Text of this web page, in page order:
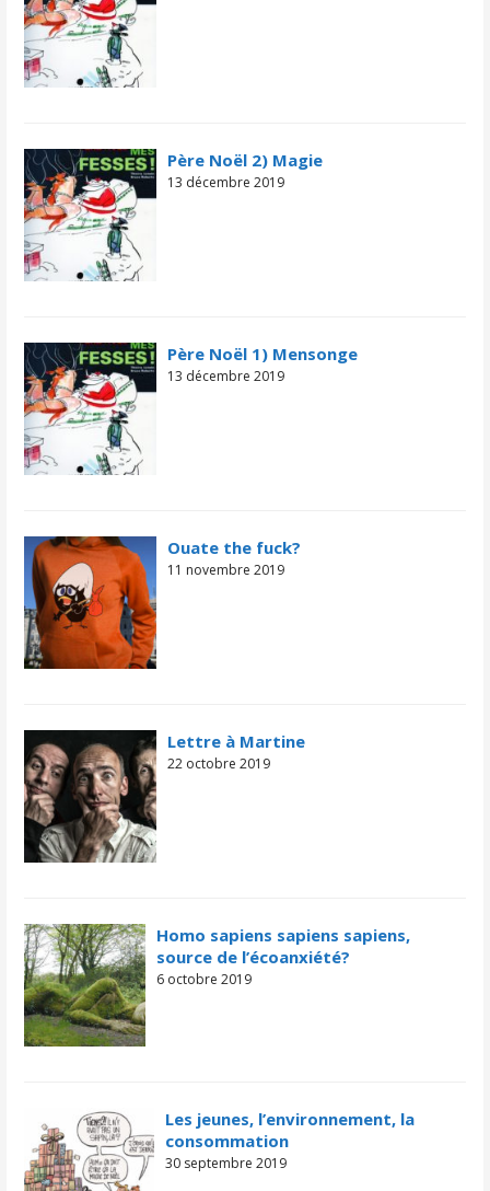
Père Noël 2) Magie
13 décembre 2019
Père Noël 1) Mensonge
13 décembre 2019
Ouate the fuck?
11 novembre 2019
Lettre à Martine
22 octobre 2019
Homo sapiens sapiens sapiens,
source de l’écoanxiété?
6 octobre 2019
Les jeunes, l’environnement, la
consommation
30 septembre 2019